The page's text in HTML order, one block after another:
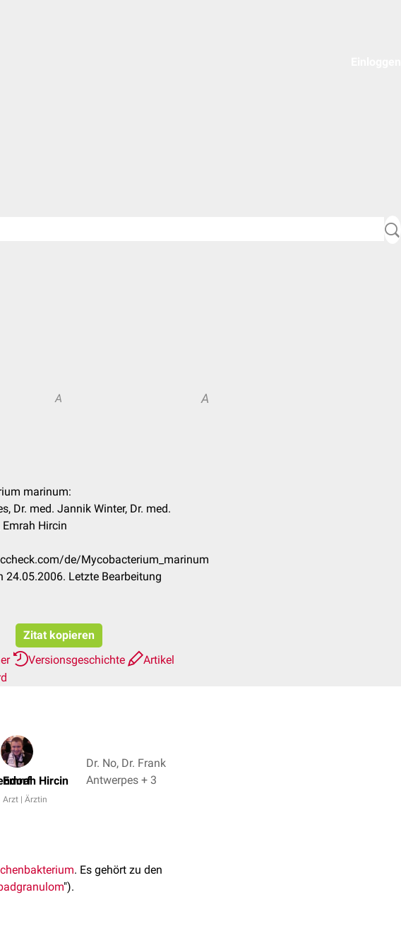
A A
marinum:
Dr. med. Jannik Winter, Dr. med.
Hircin
de/Mycobacterium_marinum
24.05.2006. Letzte Bearbeitung
Zitat kopieren
Versionsgeschichte
Artikel
Emrah Hircin
Arzt | Ärztin
Dr. No, Dr. Frank
Antwerpes + 3
. Es gehört zu den
").